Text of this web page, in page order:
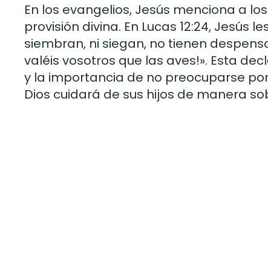
En los evangelios, Jesús menciona a
provisión divina. En Lucas 12:24, Jesús
siembran, ni siegan, no tienen
valéis vosotros que las aves!». Esta
y la importancia de no preocuparse
Dios cuidará de sus hijos de manera